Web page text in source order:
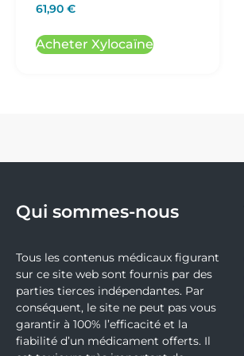
61,90 €
Acheter Xylocaïne
Qui sommes-nous
Tous les contenus médicaux figurant
sur ce site web sont fournis par des
parties tierces indépendantes. Par
conséquent, le site ne peut pas vous
garantir à 100% l’efficacité et la
fiabilité d’un médicament offerts. Il